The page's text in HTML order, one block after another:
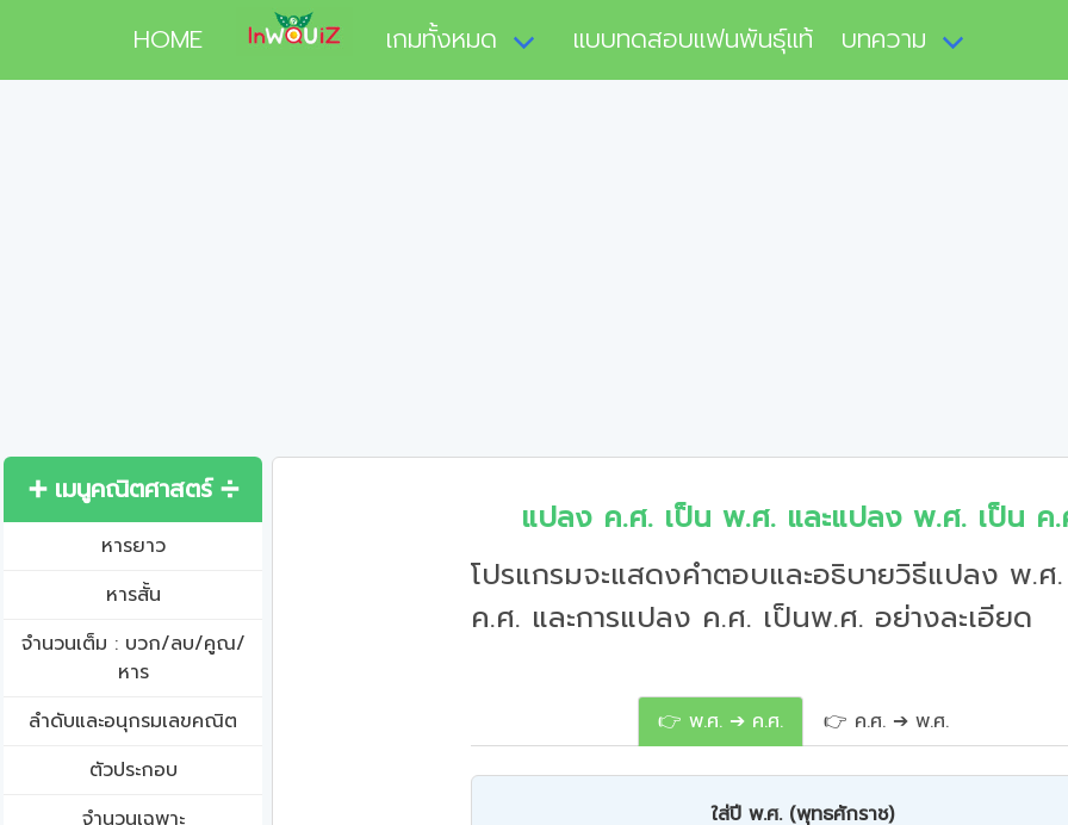
HOME เกมทั้งหมด แบบทดสอบแฟนพันธุ์แท้ บทความ
➕ เมนูคณิตศาสตร์ ➗
หารยาว
หารสั้น
จำนวนเต็ม : บวก/ลบ/คูณ/
หาร
ลำดับและอนุกรมเลขคณิต
ตัวประกอบ
จำนวนเฉพาะ
แปลง ค.ศ. เป็น พ.ศ. และแปลง พ.ศ. เป็น ค.
โปรแกรมจะแสดงคำตอบและอธิบายวิธีแปลง พ.ศ
ค.ศ. และการแปลง ค.ศ. เป็นพ.ศ. อย่างละเอียด
👉 พ.ศ. ➔ ค.ศ. 👉 ค.ศ. ➔ พ.ศ.
ใส่ปี พ.ศ. (พุทธศักราช)